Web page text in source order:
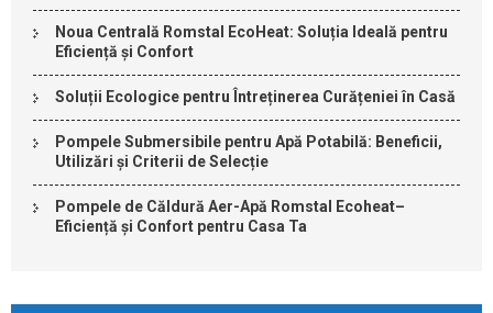
Noua Centrală Romstal EcoHeat: Soluția Ideală pentru
Eficiență și Confort
Soluții Ecologice pentru Întreținerea Curățeniei în Casă
Pompele Submersibile pentru Apă Potabilă: Beneficii,
Utilizări și Criterii de Selecție
Pompele de Căldură Aer-Apă Romstal Ecoheat–
Eficiență și Confort pentru Casa Ta